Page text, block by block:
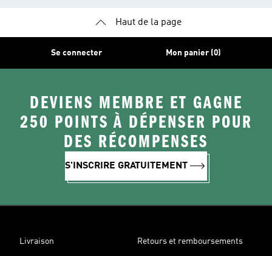
Haut de la page
Se connecter Mon panier (0)
DEVIENS MEMBRE ET GAGNE
250 POINTS À DÉPENSER POUR
DES RÉCOMPENSES
S'INSCRIRE GRATUITEMENT
Livraison Retours et remboursements